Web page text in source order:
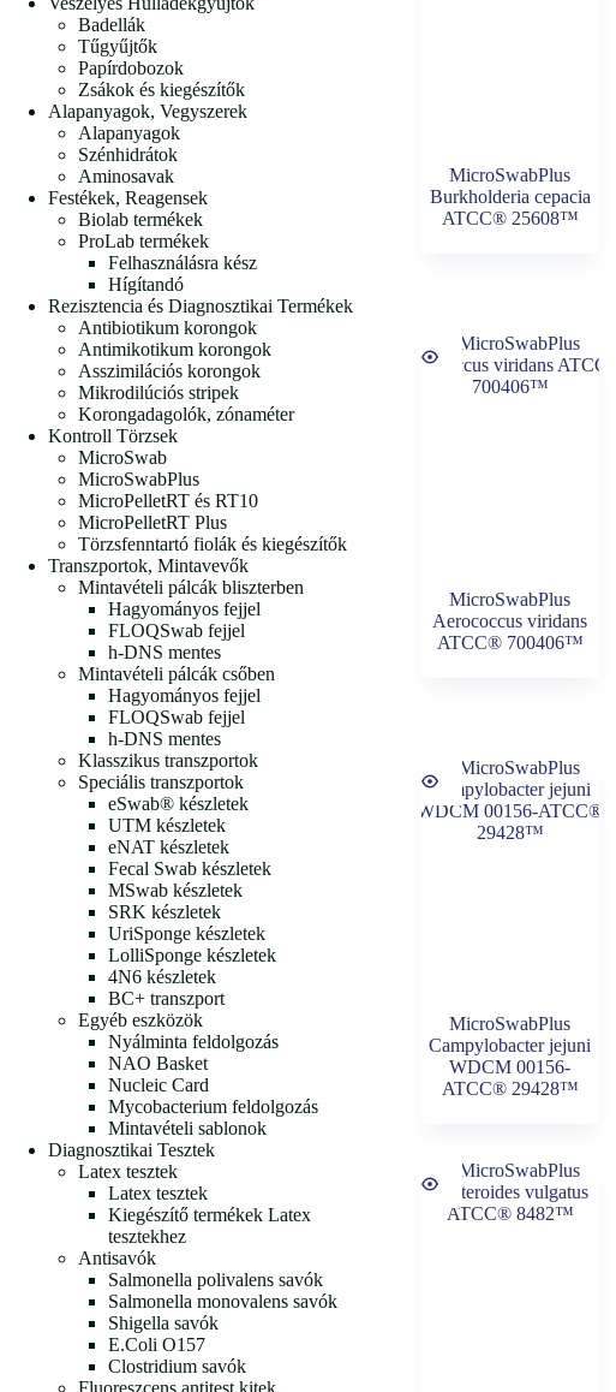
MicroSwabPlus
Burkholderia cepacia
ATCC® 25608™
MicroSwabPlus
Aerococcus viridans
ATCC® 700406™
MicroSwabPlus
Campylobacter jejuni
WDCM 00156-
ATCC® 29428™
Badellák
Tűgyűjtők
Papírdobozok
Zsákok és kiegészítők
Alapanyagok, Vegyszerek
Alapanyagok
Szénhidrátok
Aminosavak
Festékek, Reagensek
Biolab termékek
ProLab termékek
Felhasználásra kész
Hígítandó
Rezisztencia és Diagnosztikai Termékek
Antibiotikum korongok
Antimikotikum korongok
Asszimilációs korongok
Mikrodilúciós stripek
Korongadagolók, zónaméter
Kontroll Törzsek
MicroSwab
MicroSwabPlus
MicroPelletRT és RT10
MicroPelletRT Plus
Törzsfenntartó fiolák és kiegészítők
Transzportok, Mintavevők
Mintavételi pálcák bliszterben
Hagyományos fejjel
FLOQSwab fejjel
h-DNS mentes
Mintavételi pálcák csőben
Hagyományos fejjel
FLOQSwab fejjel
h-DNS mentes
Klasszikus transzportok
Speciális transzportok
eSwab® készletek
UTM készletek
eNAT készletek
Fecal Swab készletek
MSwab készletek
SRK készletek
UriSponge készletek
LolliSponge készletek
4N6 készletek
BC+ transzport
Egyéb eszközök
Nyálminta feldolgozás
NAO Basket
Nucleic Card
Mycobacterium feldolgozás
Mintavételi sablonok
Diagnosztikai Tesztek
Latex tesztek
Latex tesztek
Kiegészítő termékek Latex
tesztekhez
Antisavók
Salmonella polivalens savók
Salmonella monovalens savók
Shigella savók
E.Coli O157
Clostridium savók
Fluoreszcens antitest kitek